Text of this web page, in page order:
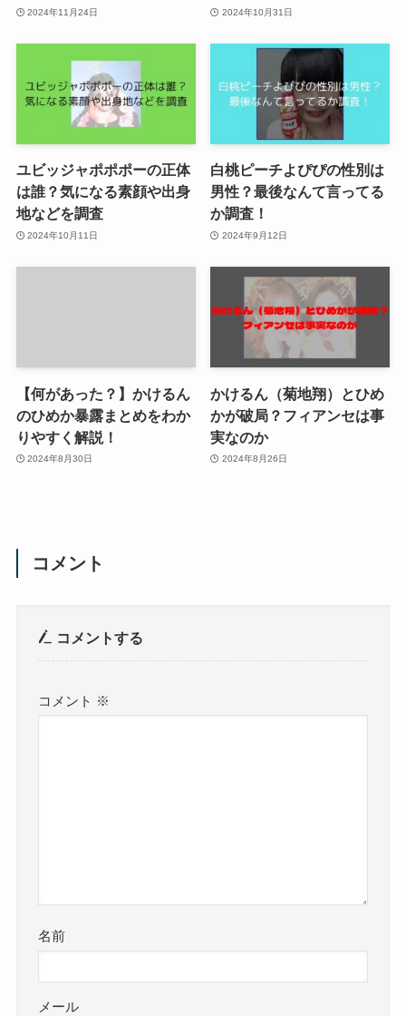
2024年11月24日 2024年10月31日
ユビッジャポポポーの正体
は誰？気になる素顔や出身
地などを調査
2024年10月11日
白桃ピーチよぴぴの性別は
男性？最後なんて言ってる
か調査！
2024年9月12日
【何があった？】かけるん
のひめか暴露まとめをわか
りやすく解説！
2024年8月30日
かけるん（菊地翔）とひめ
かが破局？フィアンセは事
実なのか
2024年8月26日
コメント
コメントする
コメント ※
名前
メール